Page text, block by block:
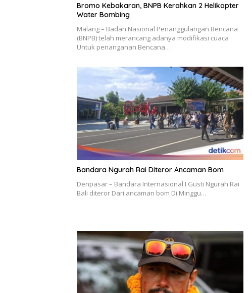
Bromo Kebakaran, BNPB Kerahkan 2 Helikopter
Water Bombing
Malang – Badan Nasional Penanggulangan Bencana
(BNPB) telah merancang adanya modifikasi cuaca
Untuk penanganan Bencana…
Bandara Ngurah Rai Diteror Ancaman Bom
Denpasar – Bandara Internasional I Gusti Ngurah Rai
Bali diteror Dari ancaman bom Di Minggu…